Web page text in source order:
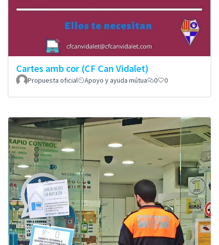
Cartes amb cor (CF Can Vidalet)
Propuesta oficial Apoyo y ayuda mútua 0 0